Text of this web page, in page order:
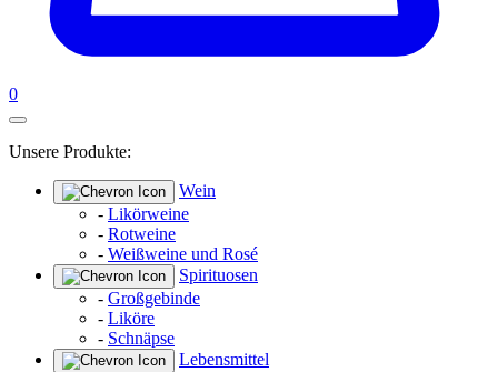
0
Unsere Produkte:
Wein
- Likörweine
- Rotweine
- Weißweine und Rosé
Spirituosen
- Großgebinde
- Liköre
- Schnäpse
Lebensmittel